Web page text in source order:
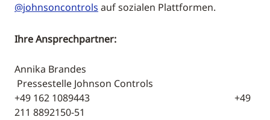
@johnsoncontrols auf sozialen Plattformen.
Ihre Ansprechpartner:
Annika Brandes
Pressestelle Johnson Controls
+49 162 1089443 +49
211 8892150-51